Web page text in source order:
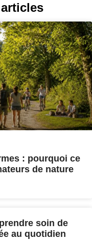
: pourquoi ce
de nature
soin de
au quotidien